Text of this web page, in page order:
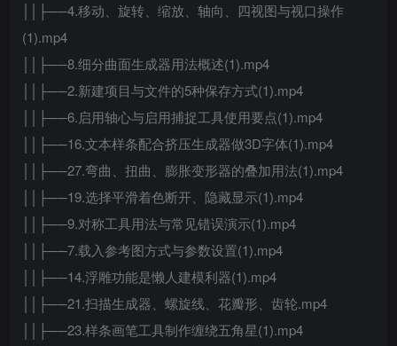
││├──4.移动、旋转、缩放、轴向、四视图与视口操作
(1).mp4
││├──8.细分曲面生成器用法概述(1).mp4
││├──2.新建项目与文件的5种保存方式(1).mp4
││├──6.启用轴心与启用捕捉工具使用要点(1).mp4
││├──16.文本样条配合挤压生成器做3D字体(1).mp4
││├──27.弯曲、扭曲、膨胀变形器的叠加用法(1).mp4
││├──19.选择平滑着色断开、隐藏显示(1).mp4
││├──9.对称工具用法与常见错误演示(1).mp4
││├──7.载入参考图方式与参数设置(1).mp4
││├──14.浮雕功能是懒人建模利器(1).mp4
││├──21.扫描生成器、螺旋线、花瓣形、齿轮.mp4
││├──23.样条画笔工具制作缠绕五角星(1).mp4